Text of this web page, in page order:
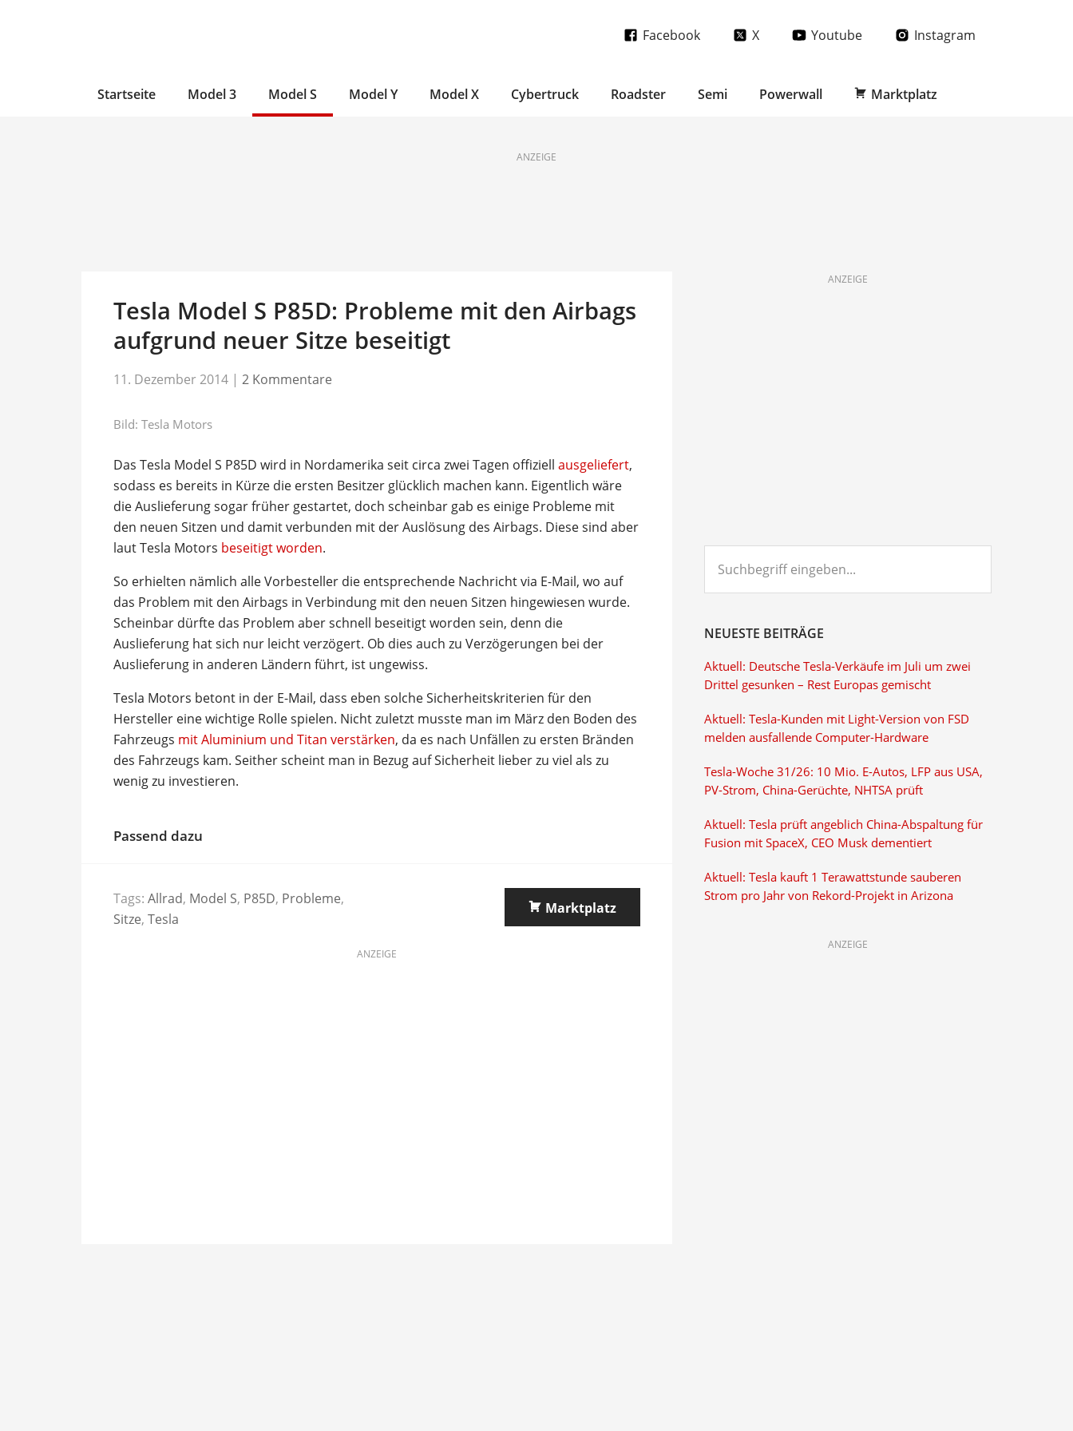
Facebook X Youtube Instagram
Startseite Model 3 Model S Model Y Model X Cybertruck Roadster Semi Powerwall Marktplatz
ANZEIGE
Tesla Model S P85D: Probleme mit den Airbags
aufgrund neuer Sitze beseitigt
11. Dezember 2014 | 2 Kommentare
Bild: Tesla Motors
Das Tesla Model S P85D wird in Nordamerika seit circa zwei Tagen offiziell ausgeliefert,
sodass es bereits in Kürze die ersten Besitzer glücklich machen kann. Eigentlich wäre
die Auslieferung sogar früher gestartet, doch scheinbar gab es einige Probleme mit
den neuen Sitzen und damit verbunden mit der Auslösung des Airbags. Diese sind aber
laut Tesla Motors beseitigt worden.
So erhielten nämlich alle Vorbesteller die entsprechende Nachricht via E-Mail, wo auf
das Problem mit den Airbags in Verbindung mit den neuen Sitzen hingewiesen wurde.
Scheinbar dürfte das Problem aber schnell beseitigt worden sein, denn die
Auslieferung hat sich nur leicht verzögert. Ob dies auch zu Verzögerungen bei der
Auslieferung in anderen Ländern führt, ist ungewiss.
Tesla Motors betont in der E-Mail, dass eben solche Sicherheitskriterien für den
Hersteller eine wichtige Rolle spielen. Nicht zuletzt musste man im März den Boden des
Fahrzeugs mit Aluminium und Titan verstärken, da es nach Unfällen zu ersten Bränden
des Fahrzeugs kam. Seither scheint man in Bezug auf Sicherheit lieber zu viel als zu
wenig zu investieren.
Passend dazu
Tags: Allrad, Model S, P85D, Probleme,
Sitze, Tesla
Marktplatz
ANZEIGE
ANZEIGE
eingeben...
NEUESTE BEITRÄGE
Aktuell: Deutsche Tesla-Verkäufe im Juli um zwei
Drittel gesunken – Rest Europas gemischt
Aktuell: Tesla-Kunden mit Light-Version von FSD
melden ausfallende Computer-Hardware
Tesla-Woche 31/26: 10 Mio. E-Autos, LFP aus USA,
PV-Strom, China-Gerüchte, NHTSA prüft
Aktuell: Tesla prüft angeblich China-Abspaltung für
Fusion mit SpaceX, CEO Musk dementiert
Aktuell: Tesla kauft 1 Terawattstunde sauberen
Strom pro Jahr von Rekord-Projekt in Arizona
ANZEIGE